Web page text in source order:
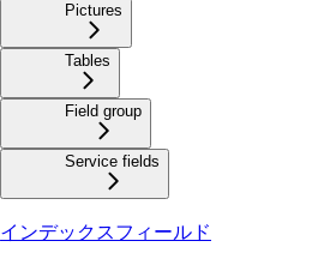
Pictures
Tables
Field group
Service fields
インデックスフィールド